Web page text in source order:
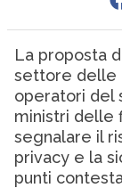
La proposta
settore delle
operatori del
ministri delle
segnalare il
privacy e la
punti